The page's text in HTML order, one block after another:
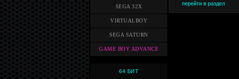
SEGA 32X
VIRTUALBOY
SEGA SATURN
GAME BOY ADVANCE
64 БИТ
перейти в раздел